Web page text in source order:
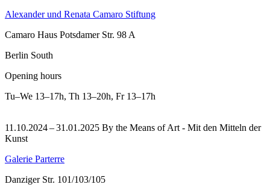
Alexander und Renata Camaro Stiftung
Camaro Haus Potsdamer Str. 98 A
Berlin South
Opening hours
Tu–We 13–17h, Th 13–20h, Fr 13–17h
11.10.2024 – 31.01.2025 By the Means of Art - Mit den Mitteln der
Kunst
Galerie Parterre
Danziger Str. 101/103/105